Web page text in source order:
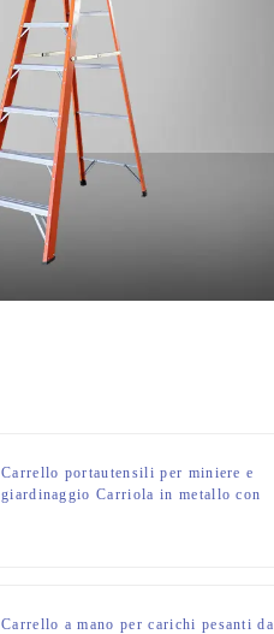
Carrello portautensili per miniere e
giardinaggio Carriola in metallo con
Carrello a mano per carichi pesanti da